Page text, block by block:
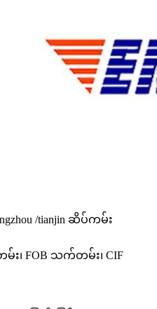
/tianjin ဆိပ်ကမ်း
၊ FOB သက်တမ်း၊ CIF